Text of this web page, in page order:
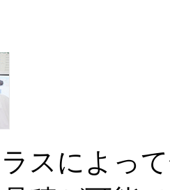
スによっ